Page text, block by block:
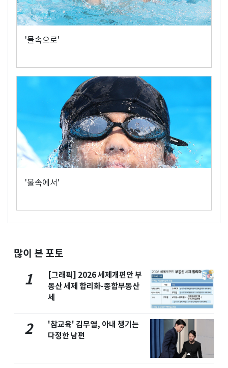
'물속으로'
'물속에서'
많이 본 포토
1
[그래픽] 2026 세제개편안 부
동산 세제 합리화-종합부동산
세
2
'참교육' 김무열, 아내 챙기는
다정한 남편